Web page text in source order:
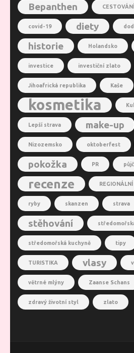
Bepanthen CESTOVÁNÍ
covid-19 diety
historie Holandsko
investice investiční zlato
Jihoafrická republika Kaše
kosmetika
Lepší strava make-up
Nizozemsko oktoberfest
pokožka PR
recenze
ryby skanzen strava
stěhování
středomořská kuchyně tipy
TURISTIKA vlasy
větrné mlýny Zaanse Schans
zdravý životní styl zlato